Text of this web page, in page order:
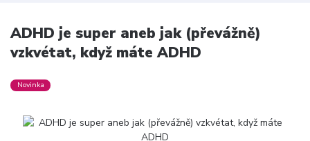
ADHD je super aneb jak (převážně)
vzkvétat, když máte ADHD
Novinka